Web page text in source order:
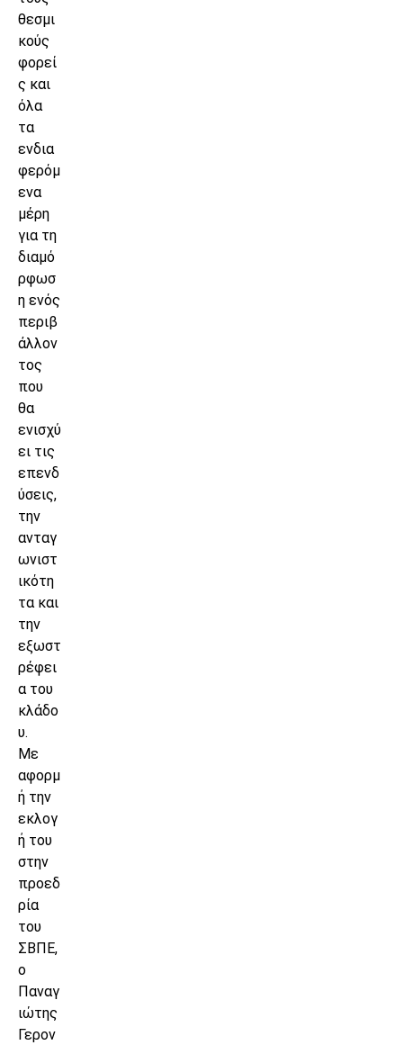
θεσμι
κούς
φορεί
ς και
όλα
τα
ενδια
φερόμ
ενα
μέρη
για τη
διαμό
ρφωσ
η ενός
περιβ
άλλον
τος
που
θα
ενισχύ
ει τις
επενδ
ύσεις,
την
ανταγ
ωνιστ
ικότη
τα και
την
εξωστ
ρέφει
α του
κλάδο
υ.
Με
αφορμ
ή την
εκλογ
ή του
στην
προεδ
ρία
του
ΣΒΠΕ,
ο
Παναγ
ιώτης
Γερον